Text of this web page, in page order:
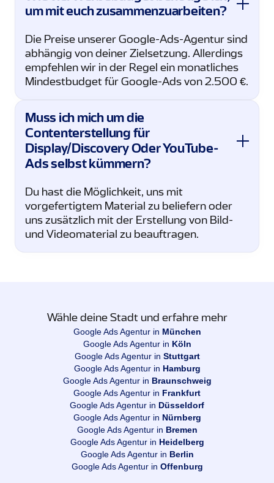
um mit euch zusammenzuarbeiten?
Die Preise unserer Google-Ads-Agentur sind
abhängig von deiner Zielsetzung. Allerdings
empfehlen wir in der Regel ein monatliches
Mindestbudget für Google-Ads von 2.500 €.
Muss ich mich um die
Contenterstellung für
Display/Discovery Oder YouTube-
Ads selbst kümmern?
Du hast die Möglichkeit, uns mit
vorgefertigtem Material zu beliefern oder
uns zusätzlich mit der Erstellung von Bild-
und Videomaterial zu beauftragen.
Wähle deine Stadt und erfahre mehr
Google Ads Agentur in München
Google Ads Agentur in Köln
Google Ads Agentur in Stuttgart
Google Ads Agentur in Hamburg
Google Ads Agentur in Braunschweig
Google Ads Agentur in Frankfurt
Google Ads Agentur in Düsseldorf
Google Ads Agentur in Nürnberg
Google Ads Agentur in Bremen
Google Ads Agentur in Heidelberg
Google Ads Agentur in Berlin
Google Ads Agentur in Offenburg